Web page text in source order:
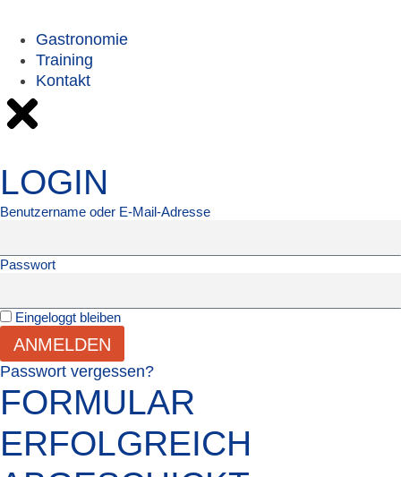
Gastronomie
Training
Kontakt
LOGIN
Benutzername oder E-Mail-Adresse
Passwort
Eingeloggt bleiben
ANMELDEN
Passwort vergessen?
FORMULAR
ERFOLGREICH